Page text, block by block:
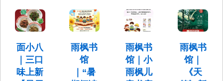
面小八
｜三口
味上新
雨枫书
馆
｜“暑
雨枫书
馆｜小
雨枫儿
雨枫书
馆｜
《天